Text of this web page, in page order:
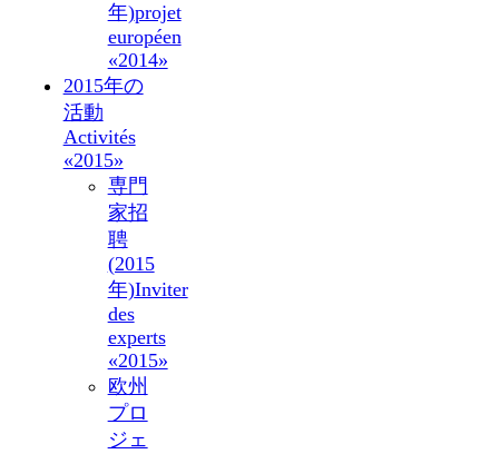
年)projet
européen
«2014»
2015年の
活動
Activités
«2015»
専門
家招
聘
(2015
年)Inviter
des
experts
«2015»
欧州
プロ
ジェ